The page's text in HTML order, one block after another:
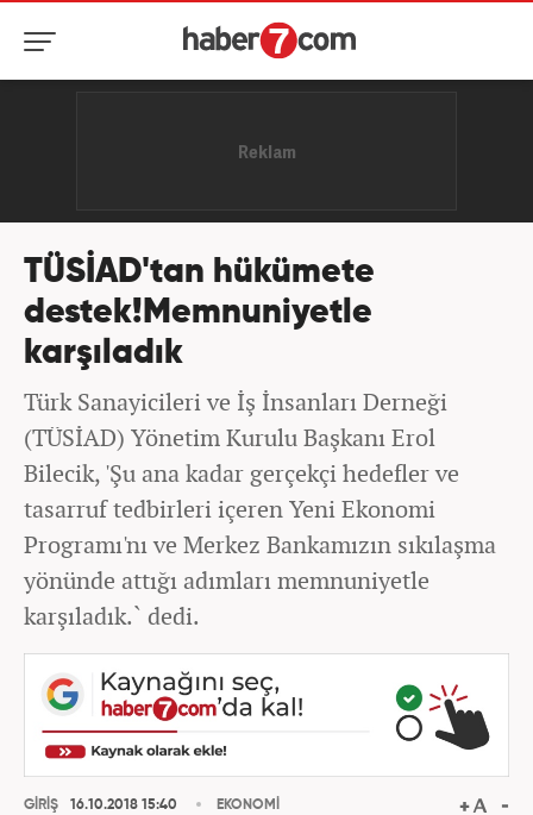
TÜSİAD'tan hükümete
destek!Memnuniyetle
karşıladık
Türk Sanayicileri ve İş İnsanları Derneği
(TÜSİAD) Yönetim Kurulu Başkanı Erol
Bilecik, 'Şu ana kadar gerçekçi hedefler ve
tasarruf tedbirleri içeren Yeni Ekonomi
Programı'nı ve Merkez Bankamızın sıkılaşma
yönünde attığı adımları memnuniyetle
karşıladık.` dedi.
GİRİŞ
16.10.2018 15:40
EKONOMİ